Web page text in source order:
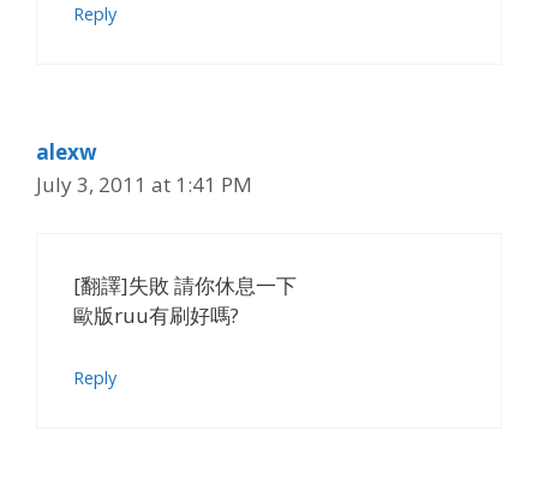
Reply
alexw
July 3, 2011 at 1:41 PM
[翻譯]失敗 請你休息一下
歐版ruu有刷好嗎?
Reply